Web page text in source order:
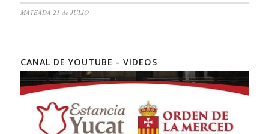
MATEADA 21 de JULIO
CANAL DE YOUTUBE - VIDEOS